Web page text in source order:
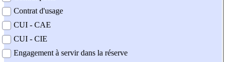
Contrat d'usage
CUI - CAE
CUI - CIE
Engagement à servir dans la réserve